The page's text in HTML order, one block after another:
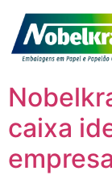
caixa
empresa